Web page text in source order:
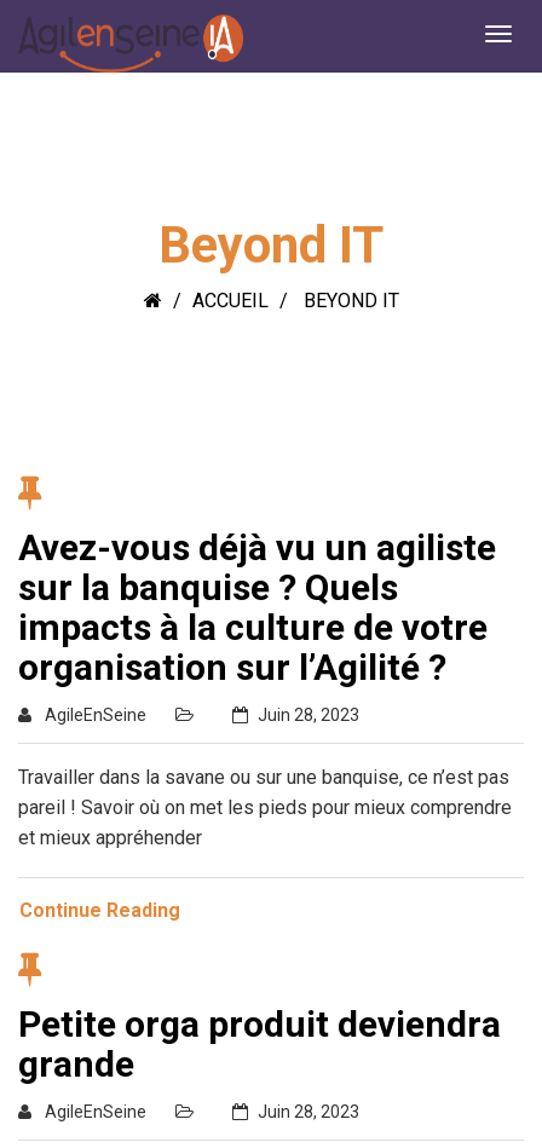
Beyond IT
ACCUEIL BEYOND IT
Avez-vous déjà vu un agiliste
sur la banquise ? Quels
impacts à la culture de votre
organisation sur l’Agilité ?
AgileEnSeine Juin 28, 2023
Travailler dans la savane ou sur une banquise, ce n’est pas
pareil ! Savoir où on met les pieds pour mieux comprendre
et mieux appréhender
Continue Reading
Petite orga produit deviendra
grande
AgileEnSeine Juin 28, 2023